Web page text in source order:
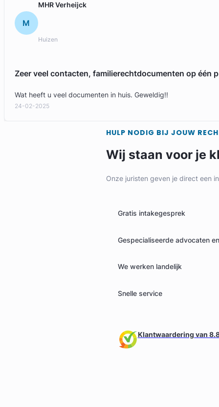
M
MHR Verheijck
Huizen
Zeer veel contacten, familierechtdocumenten op één
Wat heeft u veel documenten in huis. Geweldig!!
24-02-2025
HULP NODIG BIJ JOUW
Wij staan voor je
Onze juristen geven je direct een
Gratis intakegesprek
Gespecialiseerde advocaten
We werken landelijk
Snelle service
Klantwaardering van